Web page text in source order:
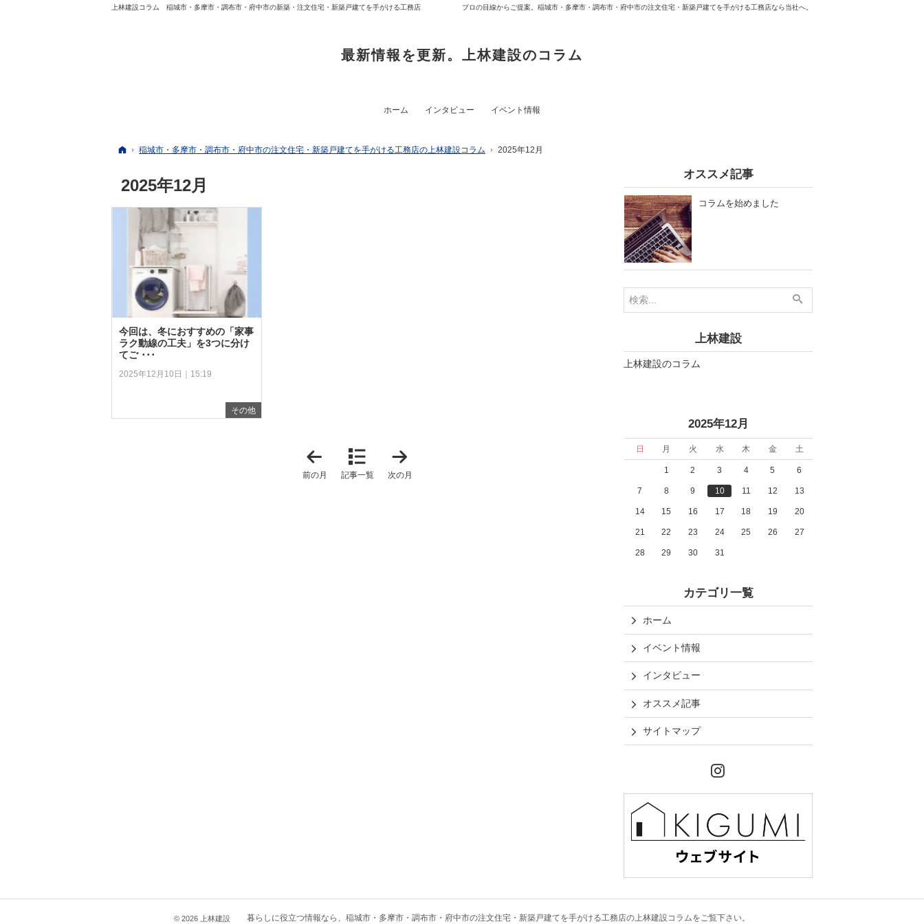
ホーム
稲城市・多摩市・調布市・府中市の注文住宅・新築戸建てを手がける工務店の上林建設コラム 2025年12月
2025年12月
プロの目線からご提案。稲城市・多摩市・調布市・府中市の注文住宅・新築戸建てを手がける工務店なら当社へ。
上林建設コラム 稲城市・多摩市・調布市・府中市の新築・注文住宅・新築戸建てを手がける工務店
最新情報を更新。上林建設のコラム
その他
今回は、冬におすすめの「家事
ラク動線の工夫」を3つに分け
てご ･･･
2025年12月10日｜15:19
前の月 記事一覧 次の月
オススメ記事
コラムを始めました
上林建設
上林建設のコラム
2025年12月
日 月 火 水 木 金 土
1 2 3 4 5 6
7 8 9 10 11 12 13
14 15 16 17 18 19 20
21 22 23 24 25 26 27
28 29 30 31
カテゴリ一覧
ホーム
イベント情報
インタビュー
オススメ記事
サイトマップ
ホーム インタビュー イベント情報
© 2026 上林建設 暮らしに役立つ情報なら、 稲城市・多摩市・調布市・府中市の注文住宅・新築戸建てを手がける工務店の上林建設コラムをご覧下さい。